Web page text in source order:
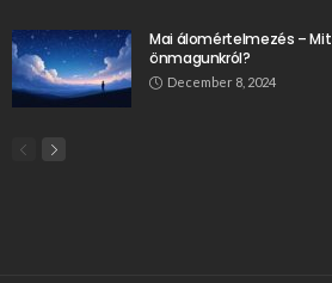
Mai álomértelmezés –
önmagunkról?
December 8, 2024